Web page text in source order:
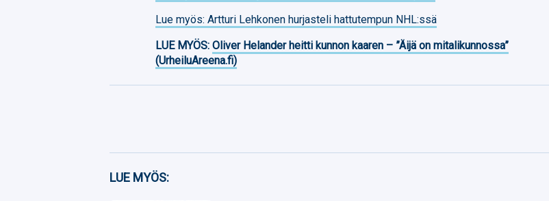
Lue myös: Artturi Lehkonen hurjasteli hattutempun NHL:ssä
LUE MYÖS:Oliver Helander heitti kunnon kaaren – ”Äijä on mitalikunnossa”
(UrheiluAreena.fi)
Facebook
LUE MYÖS: